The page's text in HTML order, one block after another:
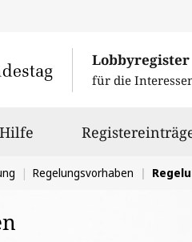
Lobbyregister
für die
Regelungsvorhaben Regelung des